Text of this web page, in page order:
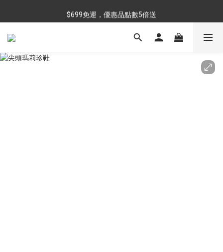
$699免運，優惠品點數5倍送
$699免運，優惠品點數5倍送
滿額最高現折$288